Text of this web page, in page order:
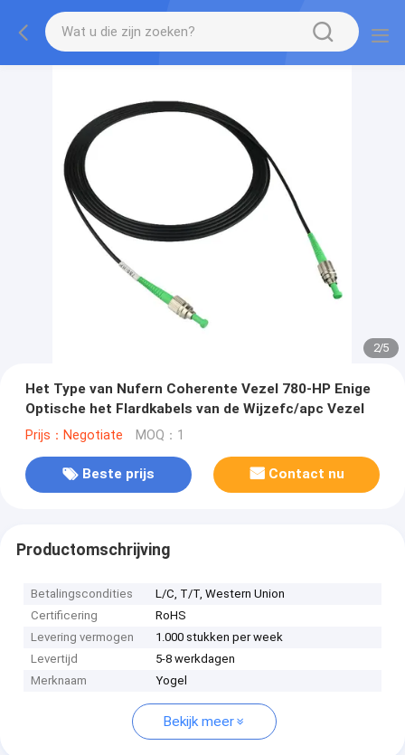
2/5
Het Type van Nufern Coherente Vezel 780-HP Enige
Optische het Flardkabels van de Wijzefc/apc Vezel
Prijs：Negotiate MOQ：1
Beste prijs Contact nu
Productomschrijving
Betalingscondities
L/C, T/T, Western Union
Certificering
RoHS
Levering vermogen
1.000 stukken per week
Levertijd
5-8 werkdagen
Merknaam
Yogel
Bekijk meer